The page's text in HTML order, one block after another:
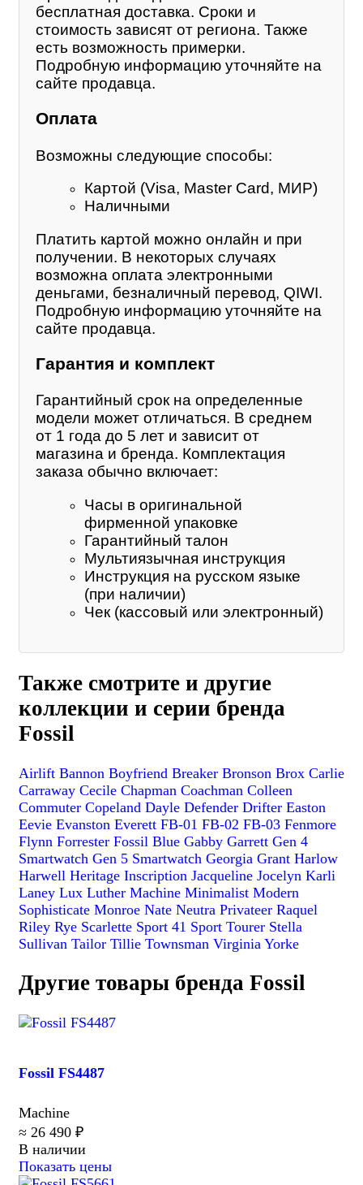
бесплатная доставка. Сроки и
стоимость зависят от региона. Также
есть возможность примерки.
Подробную информацию уточняйте на
сайте продавца.
Оплата
Возможны следующие способы:
Картой (Visa, Master Card, МИР)
Наличными
Платить картой можно онлайн и при
получении. В некоторых случаях
возможна оплата электронными
деньгами, безналичный перевод, QIWI.
Подробную информацию уточняйте на
сайте продавца.
Гарантия и комплект
Гарантийный срок на определенные
модели может отличаться. В среднем
от 1 года до 5 лет и зависит от
магазина и бренда. Комплектация
заказа обычно включает:
Часы в оригинальной
фирменной упаковке
Гарантийный талон
Мультиязычная инструкция
Инструкция на русском языке
(при наличии)
Чек (кассовый или электронный)
Также смотрите и другие
коллекции и серии бренда
Fossil
Airlift Bannon Boyfriend Breaker Bronson Brox Carlie
Carraway Cecile Chapman Coachman Colleen
Commuter Copeland Dayle Defender Drifter Easton
Eevie Evanston Everett FB-01 FB-02 FB-03 Fenmore
Flynn Forrester Fossil Blue Gabby Garrett Gen 4
Smartwatch Gen 5 Smartwatch Georgia Grant Harlow
Harwell Heritage Inscription Jacqueline Jocelyn Karli
Laney Lux Luther Machine Minimalist Modern
Sophisticate Monroe Nate Neutra Privateer Raquel
Riley Rye Scarlette Sport 41 Sport Tourer Stella
Sullivan Tailor Tillie Townsman Virginia Yorke
Другие товары бренда Fossil
Fossil FS4487
Machine
≈ 26 490 ₽
В наличии
Показать цены